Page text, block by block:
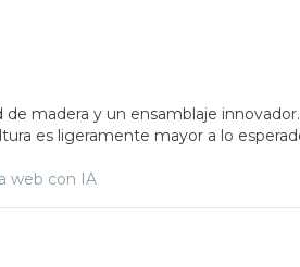
madera y un ensamblaje
es ligeramente mayor a lo
web con IA